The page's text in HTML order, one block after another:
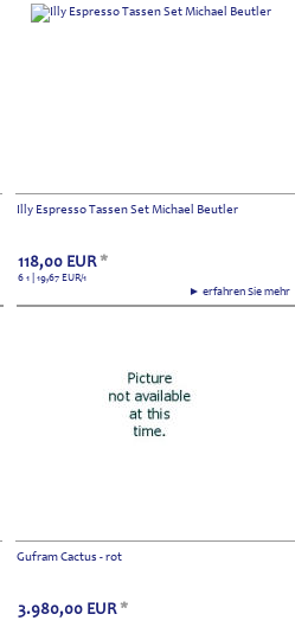
Illy Espresso Tassen Set Michael Beutler
► erfahren Sie mehr
118,00 EUR *
6 1 | 19,67 EUR/1
Gufram Cactus - rot
3.980,00 EUR *